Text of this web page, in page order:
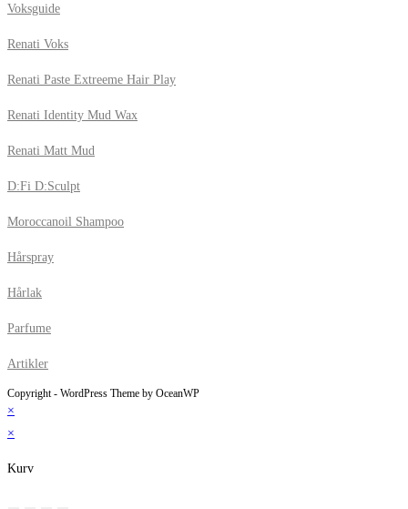
Voksguide
Renati Voks
Renati Paste Extreeme Hair Play
Renati Identity Mud Wax
Renati Matt Mud
D:Fi D:Sculpt
Moroccanoil Shampoo
Hårspray
Hårlak
Parfume
Artikler
Copyright - WordPress Theme by OceanWP
×
×
Kurv